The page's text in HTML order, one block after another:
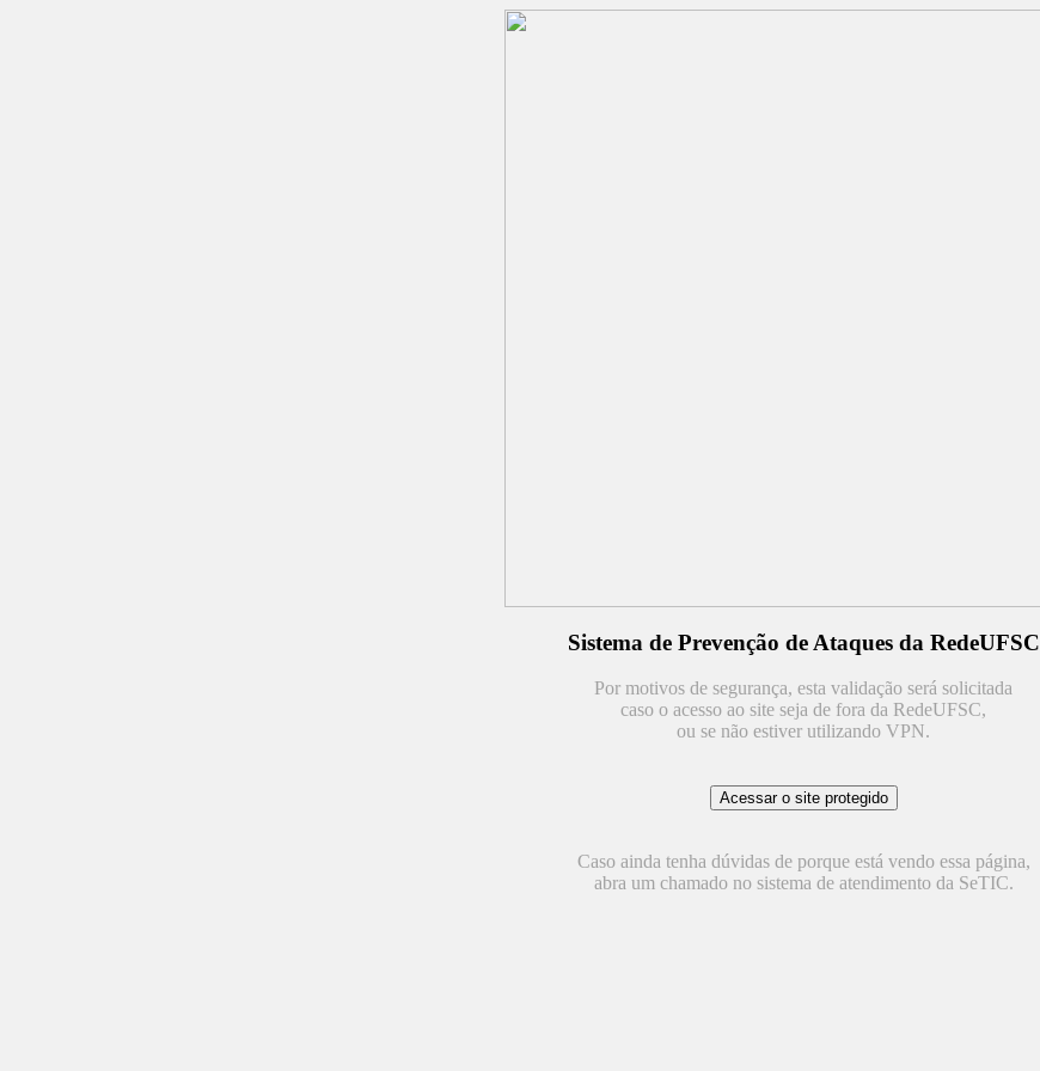
Sistema de Prevenção de Ataques da RedeUFSC
Por motivos de segurança, esta validação será solicitada
caso o acesso ao site seja de fora da RedeUFSC,
ou se não estiver utilizando VPN.
Caso ainda tenha dúvidas de porque está vendo essa página,
abra um chamado no sistema de atendimento da SeTIC.